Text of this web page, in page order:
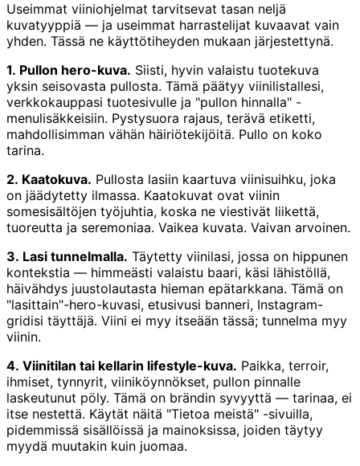
Useimmat viiniohjelmat tarvitsevat tasan neljä
kuvatyyppiä — ja useimmat harrastelijat kuvaavat vain
yhden. Tässä ne käyttötiheyden mukaan järjestettynä.
1. Pullon hero-kuva. Siisti, hyvin valaistu tuotekuva
yksin seisovasta pullosta. Tämä päätyy viinilistallesi,
verkkokauppasi tuotesivulle ja "pullon hinnalla" -
menulisäkkeisiin. Pystysuora rajaus, terävä etiketti,
mahdollisimman vähän häiriötekijöitä. Pullo on koko
tarina.
2. Kaatokuva. Pullosta lasiin kaartuva viinisuihku, joka
on jäädytetty ilmassa. Kaatokuvat ovat viinin
somesisältöjen työjuhtia, koska ne viestivät liikettä,
tuoreutta ja seremoniaa. Vaikea kuvata. Vaivan arvoinen.
3. Lasi tunnelmalla. Täytetty viinilasi, jossa on hippunen
kontekstia — himmeästi valaistu baari, käsi lähistöllä,
häivähdys juustolautasta hieman epätarkkana. Tämä on
"lasittain"-hero-kuvasi, etusivusi banneri, Instagram-
gridisi täyttäjä. Viini ei myy itseään tässä; tunnelma myy
viinin.
4. Viinitilan tai kellarin lifestyle-kuva. Paikka, terroir,
ihmiset, tynnyrit, viiniköynnökset, pullon pinnalle
laskeutunut pöly. Tämä on brändin syvyyttä — tarinaa, ei
itse nestettä. Käytät näitä "Tietoa meistä" -sivuilla,
pidemmissä sisällöissä ja mainoksissa, joiden täytyy
myydä muutakin kuin juomaa.